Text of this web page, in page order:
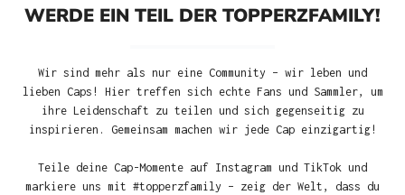
WERDE EIN TEIL DER TOPPERZFAMILY!
Wir sind mehr als nur eine Community – wir leben und
lieben Caps! Hier treffen sich echte Fans und Sammler, um
ihre Leidenschaft zu teilen und sich gegenseitig zu
inspirieren. Gemeinsam machen wir jede Cap einzigartig!
Teile deine Cap-Momente auf Instagram und TikTok und
markiere uns mit #topperzfamily – zeig der Welt, dass du